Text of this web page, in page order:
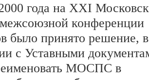
года на XXI
конференции
было принято решение, в
с Уставными
МОСПС в